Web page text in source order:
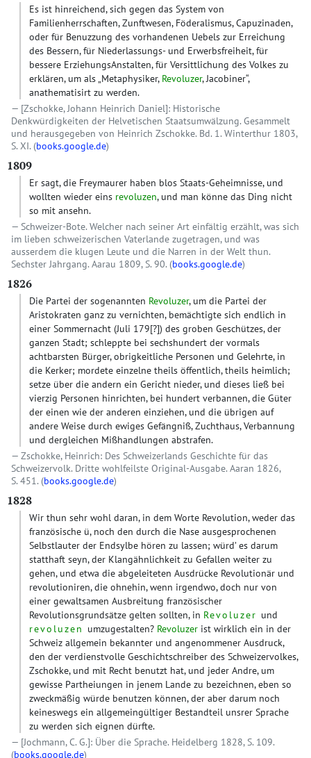
Es ist hinreichend, sich gegen das System von
Familienherrschaften, Zunftwesen, Föderalismus, Capuzinaden,
oder für Benuzzung des vorhandenen Uebels zur Erreichung
des Bessern, für Niederlassungs- und Erwerbsfreiheit, für
bessere ErziehungsAnstalten, für Versittlichung des Volkes zu
erklären, um als „Metaphysiker, Revoluzer, Jacobiner“,
anathematisirt zu werden.
[Zschokke, Johann Heinrich Daniel]: Historische
Denkwürdigkeiten der Helvetischen Staatsumwälzung. Gesammelt
und herausgegeben von Heinrich Zschokke. Bd. 1. Winterthur 1803,
S. XI. (books.google.de)
1809
Er sagt, die Freymaurer haben blos Staats-Geheimnisse, und
wollten wieder eins revoluzen, und man könne das Ding nicht
so mit ansehn.
Schweizer-Bote. Welcher nach seiner Art einfältig erzählt, was sich
im lieben schweizerischen Vaterlande zugetragen, und was
ausserdem die klugen Leute und die Narren in der Welt thun.
Sechster Jahrgang. Aarau 1809, S. 90. (books.google.de)
1826
Die Partei der sogenannten Revoluzer, um die Partei der
Aristokraten ganz zu vernichten, bemächtigte sich endlich in
einer Sommernacht (Juli 179[?]) des groben Geschützes, der
ganzen Stadt; schleppte bei sechshundert der vormals
achtbarsten Bürger, obrigkeitliche Personen und Gelehrte, in
die Kerker; mordete einzelne theils öffentlich, theils heimlich;
setze über die andern ein Gericht nieder, und dieses ließ bei
vierzig Personen hinrichten, bei hundert verbannen, die Güter
der einen wie der anderen einziehen, und die übrigen auf
andere Weise durch ewiges Gefängniß, Zuchthaus, Verbannung
und dergleichen Mißhandlungen abstrafen.
Zschokke, Heinrich: Des Schweizerlands Geschichte für das
Schweizervolk. Dritte wohlfeilste Original-Ausgabe. Aaran 1826,
S. 451. (books.google.de)
1828
Wir thun sehr wohl daran, in dem Worte Revolution, weder das
französische ü, noch den durch die Nase ausgesprochenen
Selbstlauter der Endsylbe hören zu lassen; würd’ es darum
statthaft seyn, der Klangähnlichkeit zu Gefallen weiter zu
gehen, und etwa die abgeleiteten Ausdrücke Revolutionär und
revolutioniren, die ohnehin, wenn irgendwo, doch nur von
einer gewaltsamen Ausbreitung französischer
Revolutionsgrundsätze gelten sollten, in Revoluzer und
revoluzen umzugestalten? Revoluzer ist wirklich ein in der
Schweiz allgemein bekannter und angenommener Ausdruck,
den der verdienstvolle Geschichtschreiber des Schweizervolkes,
Zschokke, und mit Recht benutzt hat, und jeder Andre, um
gewisse Partheiungen in jenem Lande zu bezeichnen, eben so
zweckmäßig würde benutzen können, der aber darum noch
keineswegs ein allgemeingültiger Bestandteil unsrer Sprache
zu werden sich eignen dürfte.
[Jochmann, C. G.]: Über die Sprache. Heidelberg 1828, S. 109.
(books.google.de)